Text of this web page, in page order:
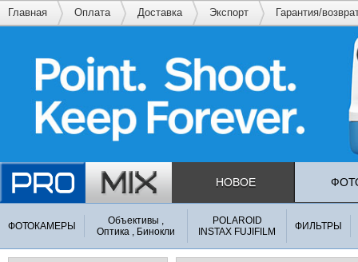
Главная Оплата Доставка Экспорт Гарантия/
НОВОЕ
ФОТОКАМЕРЫ
Объективы ,
Оптика , Бинокли
POLAROID
INSTAX FUJIFILM
ФИЛЬТРЫ